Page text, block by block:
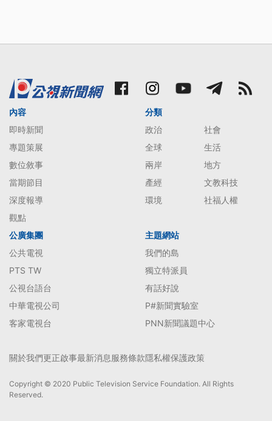
內容
即時新聞
專題策展
數位敘事
當期節目
深度報導
觀點
分類
政治
社會
全球
生活
兩岸
地方
產經
文教科技
環境
社福人權
公廣集團
公共電視
PTS TW
公視台語台
中華電視公司
客家電視台
主題網站
我們的島
獨立特派員
有話好說
P#新聞實驗室
PNN新聞議題中心
關於我們更正啟事最新消息服務條款隱私權保護政策
Copyright © 2020 Public Television Service Foundation. All Rights
Reserved.